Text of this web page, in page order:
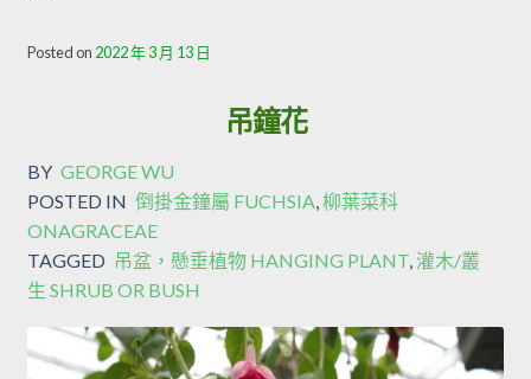
Posted on 2022 年 3 月 13 日
吊鐘花
BY GEORGE WU
POSTED IN 倒掛金鐘屬 FUCHSIA ,柳葉菜科
ONAGRACEAE
TAGGED 吊盆，懸垂植物 HANGING PLANT 灌木/叢
生 SHRUB OR BUSH